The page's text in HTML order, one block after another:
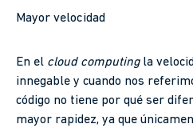
Mayor velocidad
En el cloud computingla
innegable y cuando nos
código no tiene por qué ser
mayor rapidez, ya que